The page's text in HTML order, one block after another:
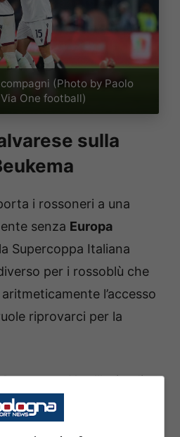
(Photo by Paolo
One football)
sulla
i rossoneri a una
senza Europa
Supercoppa Italiana
per i rossoblù che
l’accesso
riprovarci per la
su X sull’episodio